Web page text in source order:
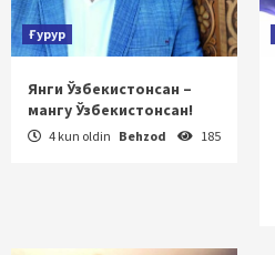
Ғурур
Янги Ўзбекистонсан –
мангу Ўзбекистонсан!
4 kun oldin Behzod 185